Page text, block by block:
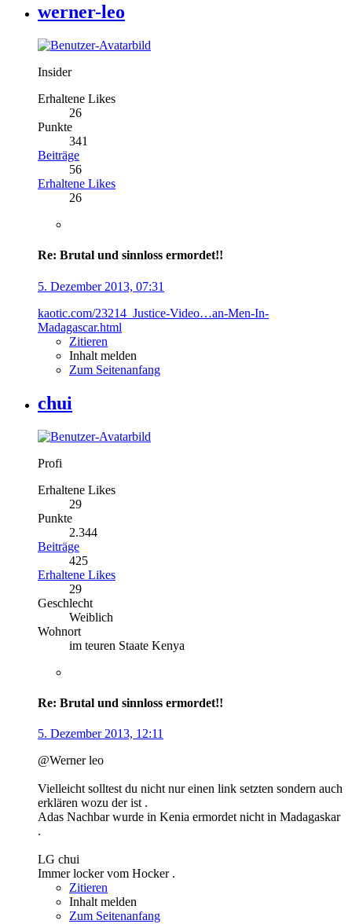
werner-leo
Insider
Erhaltene Likes
26
Punkte
341
Beiträge
56
Erhaltene Likes
26
Re: Brutal und sinnloss ermordet!!
5. Dezember 2013, 07:31
kaotic.com/23214_Justice-Video…an-Men-In-
Madagascar.html
Zitieren
Inhalt melden
Zum Seitenanfang
chui
Profi
Erhaltene Likes
29
Punkte
2.344
Beiträge
425
Erhaltene Likes
29
Geschlecht
Weiblich
Wohnort
im teuren Staate Kenya
Re: Brutal und sinnloss ermordet!!
5. Dezember 2013, 12:11
@Werner leo
Vielleicht solltest du nicht nur einen link setzten sondern auch
erklären wozu der ist .
Adas Nachbar wurde in Kenia ermordet nicht in Madagaskar
.
LG chui
Immer locker vom Hocker .
Zitieren
Inhalt melden
Zum Seitenanfang